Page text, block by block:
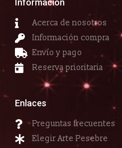
Información
Acerca de nosotros
Información compra
Envío y pago
Reserva prioritaria
Enlaces
Preguntas frecuentes
Elegir Arte Pesebre